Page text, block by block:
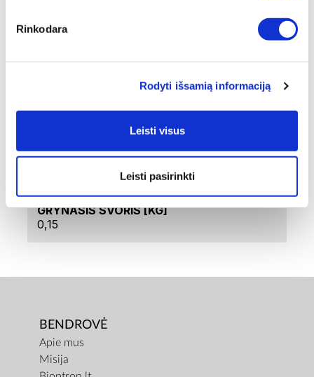
Rinkodara
Rodyti išsamią informaciją
Leisti visus
Leisti pasirinkti
VS-R-SET
PREKĖS PAVADINIMAS
VACSY BAG ROLLS (300 X 28 CM/300 X 20
BENDRAS SVORIS [KG]
GRYNASIS SVORIS [KG]
0,15
BENDROVĖ
Apie mus
Misija